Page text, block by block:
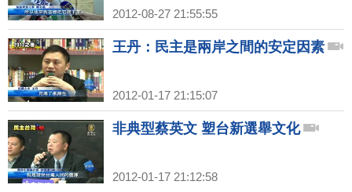
2012-08-27 21:55:55
王丹：民主是兩岸之間的安定因素
2012-01-17 21:15:07
非典型蔡英文 塑台新選舉文化
2012-01-17 21:12:58